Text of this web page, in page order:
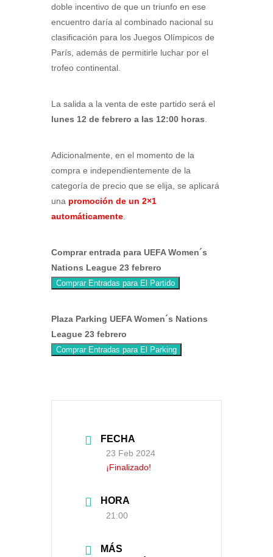
doble incentivo de que un triunfo en ese
encuentro daría al combinado nacional su
clasificación para los Juegos Olímpicos de
París, además de permitirle luchar por el
trofeo continental.
La salida a la venta de este partido será el
lunes 12 de febrero a las 12:00 horas
Adicionalmente, en el momento de la
compra e independientemente de la
categoría de precio que se elija, se aplicará
una promoción de un 2×1
automáticamente
Comprar entrada para UEFA Women´s
Nations League 23 febrero
Comprar Entradas para El Partido
Plaza Parking UEFA Women´s Nations
League 23 febrero
Comprar Entradas para El Parking
FECHA
23 Feb 2024
¡Finalizado!
HORA
21:00
MÁS